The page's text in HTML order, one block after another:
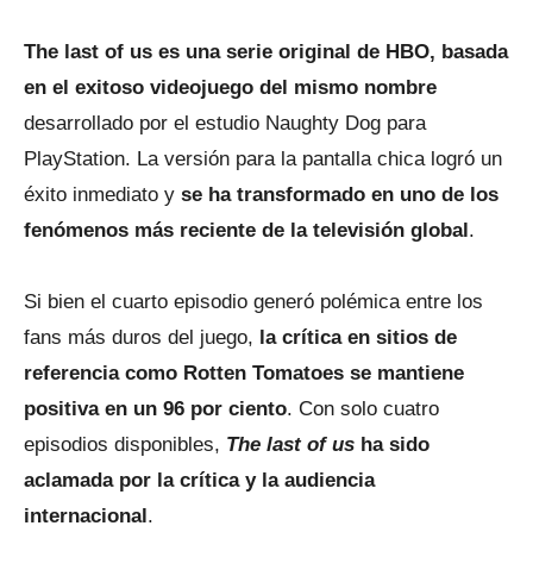
The last of us es una serie original de HBO, basada
en el exitoso videojuego del mismo nombre
desarrollado por el estudio Naughty Dog para
PlayStation. La versión para la pantalla chica logró un
éxito inmediato y se ha transformado en uno de los
fenómenos más reciente de la televisión global.
Si bien el cuarto episodio generó polémica entre los
fans más duros del juego, la crítica en sitios de
referencia como Rotten Tomatoes se mantiene
positiva en un 96 por ciento. Con solo cuatro
episodios disponibles, The last of us ha sido
aclamada por la crítica y la audiencia
internacional.